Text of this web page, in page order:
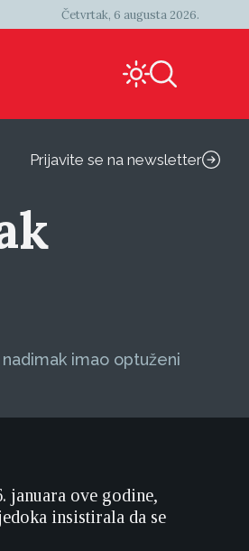
Četvrtak, 6 augusta 2026.
Prijavite se na newsletter
imao optuženi
januara ove godine,
insistirala da se